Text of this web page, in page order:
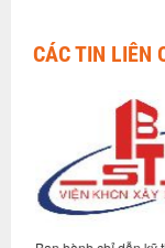
CÁC TIN LIÊN